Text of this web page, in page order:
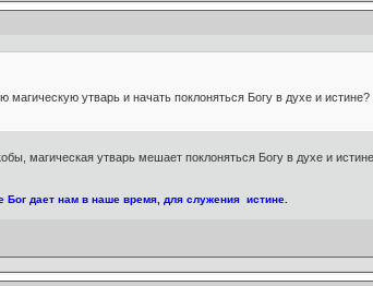
магическую утварь и начать поклоняться Богу в духе и истине?
магическая утварь мешает поклоняться Богу в духе и
дает нам в наше время, для служения истине.